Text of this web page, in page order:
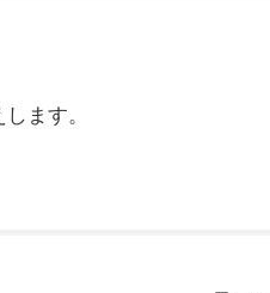
ます。